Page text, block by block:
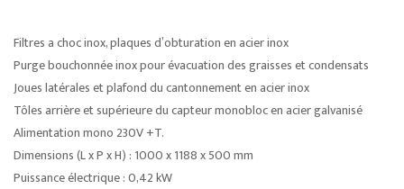
Filtres a choc inox, plaques d’obturation en acier inox
Purge bouchonnée inox pour évacuation des graisses et condensats
Joues latérales et plafond du cantonnement en acier inox
Tôles arrière et supérieure du capteur monobloc en acier galvanisé
Alimentation mono 230V +T.
Dimensions (L x P x H) : 1000 x 1188 x 500 mm
Puissance électrique : 0,42 kW